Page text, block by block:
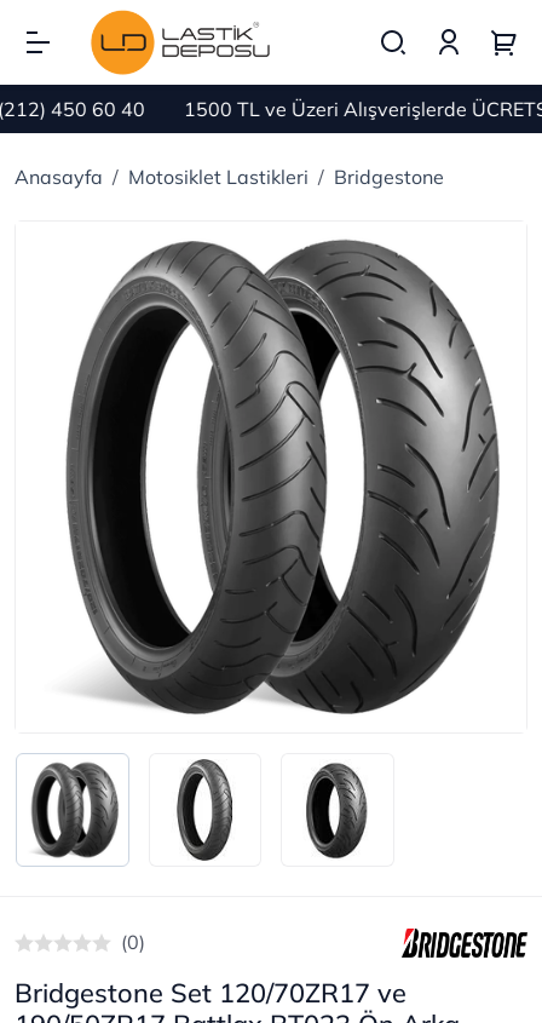
450 60 40 1500 TL ve Üzeri Alışverişlerde ÜCRETSİZ
Anasayfa Motosiklet Lastikleri Bridgestone
(0)
Bridgestone Set 120/70ZR17 ve